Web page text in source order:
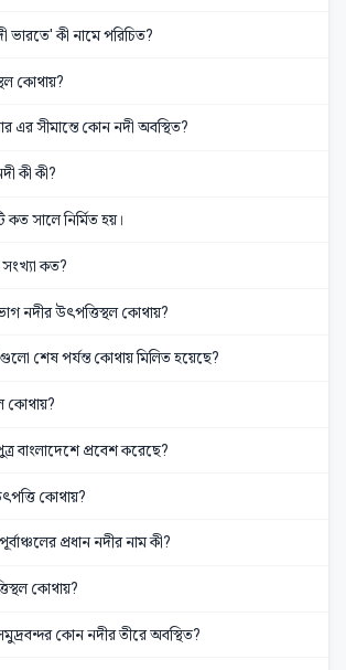
ভারতে' কী নামে পরিচিত?
কোথায়?
এর সীমান্তে কোন নদী অবস্থিত?
কী কী?
কত সালে নির্মিত হয়।
সংখ্যা কত?
নদীর উৎপত্তিস্থল কোথায়?
শেষ পর্যন্ত কোথায় মিলিত হয়েছে?
কোথায়?
বাংলাদেশে প্রবেশ করেছে?
কোথায়?
প্রধান নদীর নাম কী?
কোথায়?
কোন নদীর তীরে অবস্থিত?